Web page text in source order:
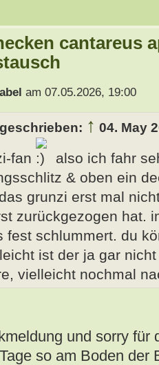
cantareus
am 07.05.2026, 19:00
↑ 04. May
fan
also ich fahr
& oben ein
grunzi erst mal
zurückgezogen hat.
fest schlummert. du
ist der ja gar
vielleicht nochmal
und sorry für
so am Boden der